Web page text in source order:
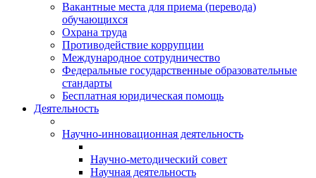
Вакантные места для приема (перевода)
обучающихся
Охрана труда
Противодействие коррупции
Международное сотрудничество
Федеральные государственные образовательные
стандарты
Бесплатная юридическая помощь
Деятельность
Научно-инновационная деятельность
Научно-методический совет
Научная деятельность